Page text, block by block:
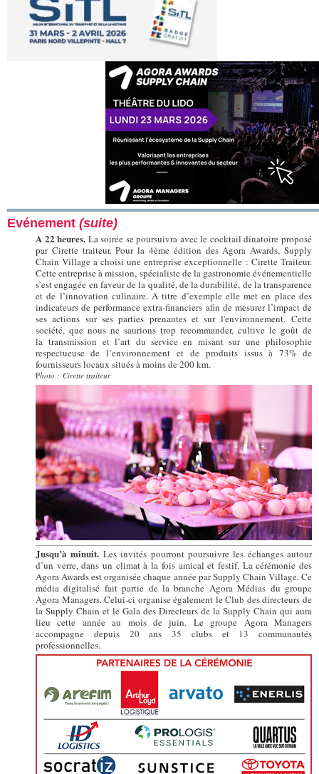
Evénement (suite)
A 22 heures. La soirée se poursuivra avec le cocktail dinatoire proposé
par Cirette traiteur. Pour la 4ème édition des Agora Awards, Supply
Chain Village a choisi une entreprise exceptionnelle : Cirette Traiteur.
Cette entreprise à mission, spécialiste de la gastronomie événementielle
s’est engagée en faveur de la qualité, de la durabilité, de la transparence
et de l’innovation culinaire. A titre d’exemple elle met en place des
indicateurs de performance extra-financiers afin de mesurer l’impact de
ses actions sur ses parties prenantes et sur l'environnement. Cette
société, que nous ne saurions trop recommander, cultive le goût de
la transmission et l’art du service en misant sur une philosophie
respectueuse de l’environnement et de produits issus à 73% de
fournisseurs locaux situés à moins de 200 km.
Photo : Cirette traiteur
Jusqu’à minuit. Les invités pourront poursuivre les échanges autour
d’un verre, dans un climat à la fois amical et festif. La cérémonie des
Agora Awards est organisée chaque année par Supply Chain Village. Ce
média digitalisé fait partie de la branche Agora Médias du groupe
Agora Managers. Celui-ci organise également le Club des directeurs de
la Supply Chain et le Gala des Directeurs de la Supply Chain qui aura
lieu cette année au mois de juin. Le groupe Agora Managers
accompagne depuis 20 ans 35 clubs et 13 communautés
professionnelles.